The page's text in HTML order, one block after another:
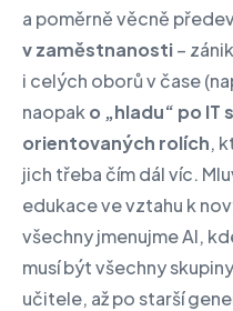
a poměrně věcně
v zaměstnanosti–
i celých oborů v čase
naopak o „hladu“ po
orientovaných rolích,
jich třeba čím dál víc.
edukace ve vztahu k
všechny jmenujme AI,
musí být všechny
učitele, až po starší